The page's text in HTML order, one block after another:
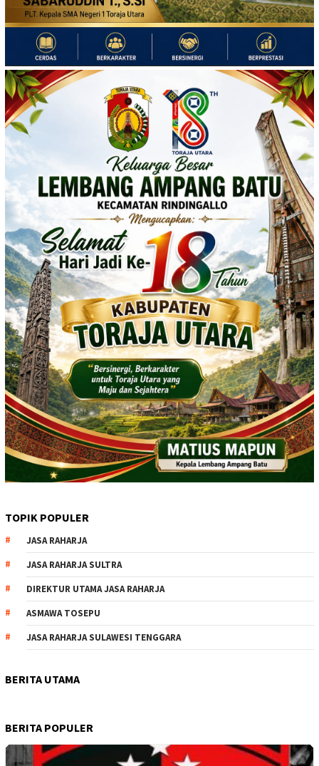
TOPIK POPULER
JASA RAHARJA
JASA RAHARJA SULTRA
DIREKTUR UTAMA JASA RAHARJA
ASMAWA TOSEPU
JASA RAHARJA SULAWESI TENGGARA
BERITA UTAMA
BERITA POPULER